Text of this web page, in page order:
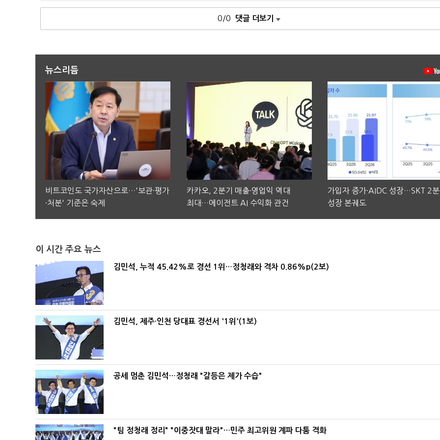
0/0 댓글 더보기
뉴스리듬
비트코인도 국가자산으로…'보관·평가
·처분' 기준은 숙제
카카오, 2분기 매출·영업익 역대
최대…에이전트 AI 수익화 관건
가입자 증가·AIDC 성장…SKT 2
성장 본궤도
이 시간 주요 뉴스
김민석, 누적 45.42%로 경선 1위…정청래와 격차 0.86%p(2보)
김민석, 제주·인천 당대표 경선서 '1위'(1보)
공세 멈춘 김민석…정청래 "갈등은 제가 수습"
"팀 정청래 정리" "이중잣대 말라"…민주 최고위원 계파 다툼 격화